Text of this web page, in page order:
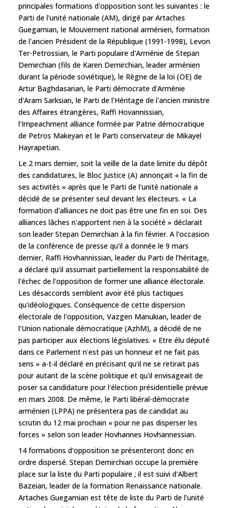
principales formations d'opposition sont les suivantes : le
Parti de l'unité nationale (AM), dirigé par Artaches
Guegamian, le Mouvement national arménien, formation
de l'ancien Président de la République (1991-1998), Levon
Ter-Petrossian, le Parti populaire d'Arménie de Stepan
Demirchian (fils de Karen Demirchian, leader arménien
durant la période soviétique), le Règne de la loi (OE) de
Artur Baghdasarian, le Parti démocrate d'Arménie
d'Aram Sarksian, le Parti de l'Héritage de l'ancien ministre
des Affaires étrangères, Raffi Hovannissian,
l'Impeachment alliance formée par Patrie démocratique
de Petros Makeyan et le Parti conservateur de Mikayel
Hayrapetian.
Le 2 mars dernier, soit la veille de la date limite du dépôt
des candidatures, le Bloc Justice (A) annonçait « la fin de
ses activités » après que le Parti de l'unité nationale a
décidé de se présenter seul devant les électeurs. « La
formation d'alliances ne doit pas être une fin en soi. Des
alliances lâches n'apportent rien à la société » déclarait
son leader Stepan Demirchian à la fin février. A l'occasion
de la conférence de presse qu'il a donnée le 9 mars
dernier, Raffi Hovhannissian, leader du Parti de l'héritage,
a déclaré qu'il assumait partiellement la responsabilité de
l'échec de l'opposition de former une alliance électorale.
Les désaccords semblent avoir été plus tactiques
qu'idéologiques. Conséquence de cette dispersion
électorale de l'opposition, Vazgen Manukian, leader de
l'Union nationale démocratique (AzhM), a décidé de ne
pas participer aux élections législatives. « Etre élu député
dans ce Parlement n'est pas un honneur et ne fait pas
sens » a-t-il déclaré en précisant qu'il ne se retirait pas
pour autant de la scène politique et qu'il envisageait de
poser sa candidature pour l'élection présidentielle prévue
en mars 2008. De même, le Parti libéral-démocrate
arménien (LPPA) ne présentera pas de candidat au
scrutin du 12 mai prochain « pour ne pas disperser les
forces » selon son leader Hovhannes Hovhannessian.
14 formations d'opposition se présenteront donc en
ordre dispersé. Stepan Demirchian occupe la première
place sur la liste du Parti populaire ; il est suivi d'Albert
Bazeian, leader de la formation Renaissance nationale.
Artaches Guegamian est tête de liste du Parti de l'unité